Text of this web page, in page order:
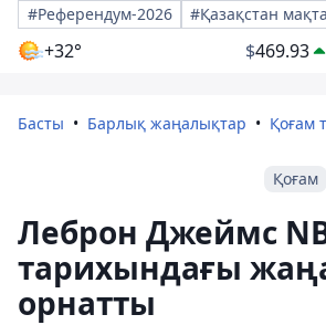
#Референдум-2026
#Қазақстан
+32° $469.93
Басты Барлық жаңалықтар Қоғам
Қоғам
Леброн Джеймс
тарихындағы
орнатты